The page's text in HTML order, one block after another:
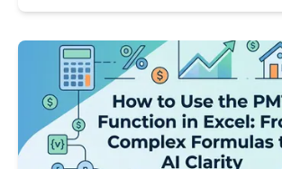
obter respostas instantâneas dos